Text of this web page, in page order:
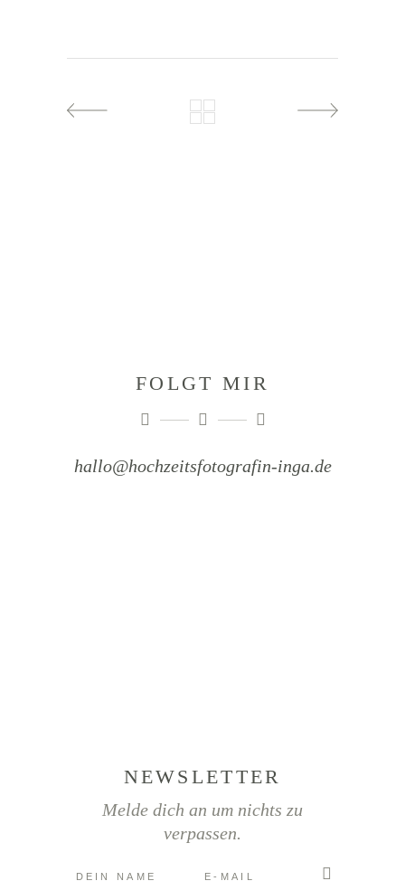
FOLGT MIR
hallo@hochzeitsfotografin-inga.de
NEWSLETTER
Melde dich an um nichts zu
verpassen.